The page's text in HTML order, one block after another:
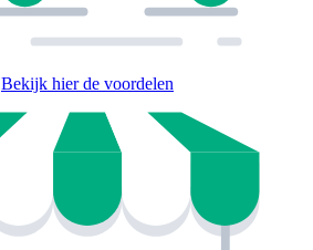
Bekijk hier de voordelen